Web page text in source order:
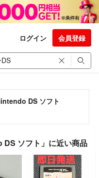
ログイン 会員登録
DS ソフト
DS ソフト」に近い商品